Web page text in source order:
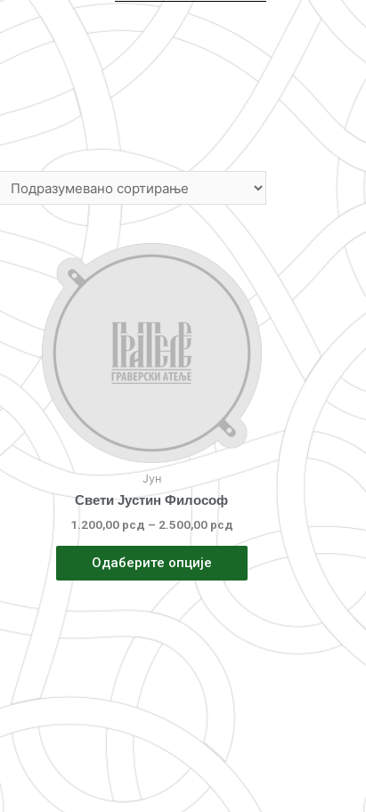
Јун
Свети Јустин Философ
1.200,00 рсд – 2.500,00 рсд
Одаберите опције